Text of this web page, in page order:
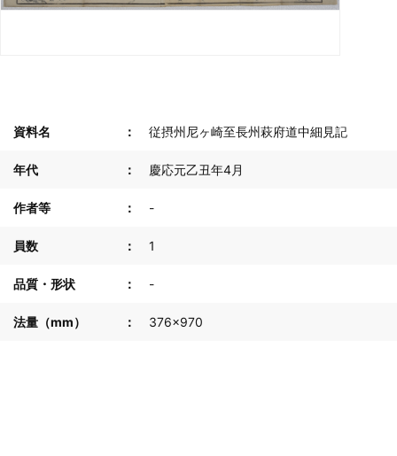
資料名 従摂州尼ヶ崎至長州萩府道中細見記
年代 慶応元乙丑年4月
作者等 -
員数 1
品質・形状 -
法量（mm） 376×970